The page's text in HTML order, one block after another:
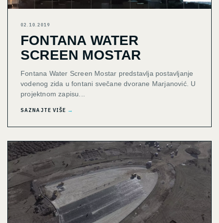
02.10.2019
FONTANA WATER
SCREEN MOSTAR
Fontana Water Screen Mostar predstavlja postavljanje
vodenog zida u fontani svečane dvorane Marjanović. U
projektnom zapisu...
SAZNAJTE VIŠE →